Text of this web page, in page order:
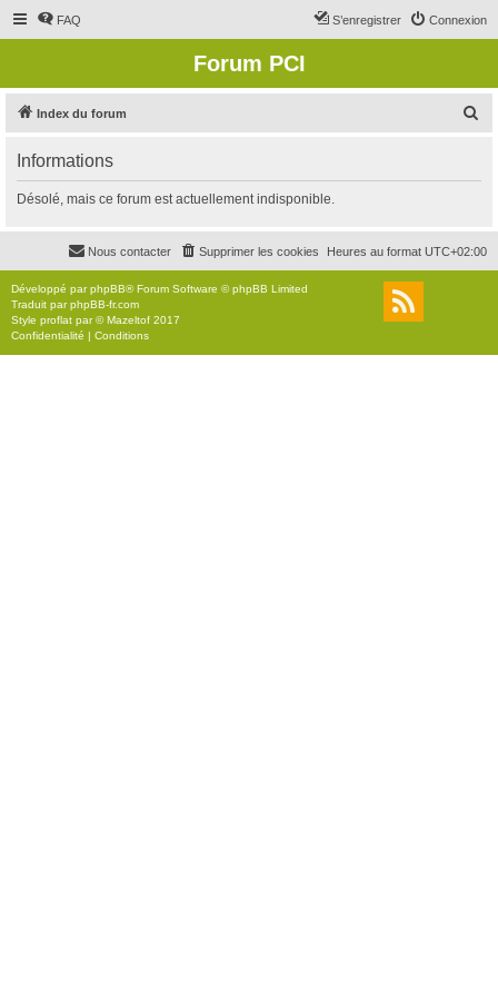
FAQ Connexion
S’enregistrer
Forum PCI
Index du forum
r
c
r
Informations
Désolé, mais ce forum est actuellement indisponible.
Heures au format UTC+02:00
Supprimer les cookies
Nous contacter
Développé parphpBB® Forum Software © phpBB Limited
Traduit parphpBB-fr.com
Style proflat par ©Mazeltof 2017
Confidentialité | Conditions